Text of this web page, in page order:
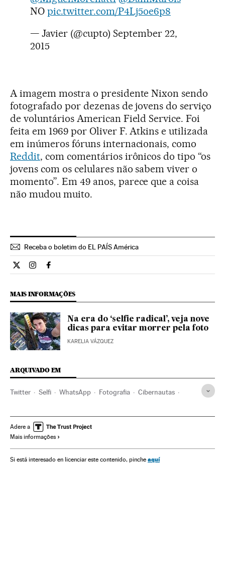
NO pic.twitter.com/P4Lj5oe6p8
— Javier (@cupto) September 22,
2015
A imagem mostra o presidente Nixon sendo
fotografado por dezenas de jovens do serviço
de voluntários American Field Service. Foi
feita em 1969 por Oliver F. Atkins e utilizada
em inúmeros fóruns internacionais, como
Reddit, com comentários irônicos do tipo “os
jovens com os celulares não sabem viver o
momento”. Em 49 anos, parece que a coisa
não mudou muito.
Receba o boletim do EL PAÍS América
Internacional El País Brasil en Twitter
Internacional El País Brasil en Instagram
Internacional El País Brasil en Facebook
MAIS INFORMAÇÕES
Na era do ‘selfie radical’, veja nove
dicas para evitar morrer pela foto
KARELIA VÁZQUEZ
ARQUIVADO EM
Twitter Selfi WhatsApp Fotografia Cibernautas
Redes sociais Telefonia celular multimídia
Empresas
Economia Comunicações Mobilidade Tecnologia
Adere a
Mais informações
Si está interesado en licenciar este contenido, pinche aquí